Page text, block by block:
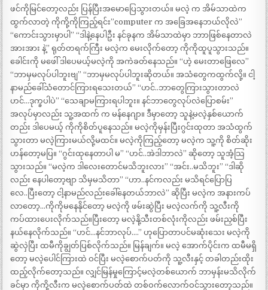
ဖင်ကိုမြင်တော့လည်း ပြန်ပြီးအမောပြေသွားတယ်။ မလဲ့ က အိမ်သာထဲက
ထွက်လာတဲ့ ကိုကို့ကိုကြည့်ရင်း”computer က အခြေအနေဘယ်လိုလဲ”
“ကောင်းသွားမှာပါ” “ဒါနဲ့နေပါဦး နင်ခုနက အိမ်သာထဲမှာ ဘာာဖြစ်နေတာလဲ
အားအား နဲ့” ရုတ်တရက်ကြီး မလဲ့က မေးလိုက်တော့ ကိုကိုထူပူသွားသည်။
ခေါင်းကို မဖေါ် ဒါပေမယ့်မလဲ့ကို အကဲခတ်နေသည်။ “ဟဲ့ မေးတာဖြေလေ”
“ဘာမှမလုပ်ပါဘူးဗျ” “ဘာမှမလုပ်ပါဘူးဆိုတယ်။ အသံတွေကထွက်လို့။ ငါ့
နာမည်ခေါ်သံတောင်ကြားရသေးတယ်” “ဟင်..ဘာတွေကြားသွားတာလဲ
ဟင်…ဒုက္ခပါပဲ” “သေချာမကြားရပါဘူး။ နင်ဘာတွေလုပ်လဲပြောစမ်း”
အလုပ်မှာလည်း သူ့အထက် က မန်နေဂျာ။ ဒီမှာတော့ သူနဲ့မလဲ့နှစ်ယောက်
တည်း ဒါပေမယ့် ကိုကိုစိတ်ပူနေသည်။ မလဲ့ကိုမှန်းပြီးဂွင်းထုတာ အသံထွက်
သွားတာ မလဲ့ကြားမယ်လို့မထင်။ မလဲ့ကိုကြည့်တော့ မလဲ့က သူ့ကို စိတ်ဆိုး
ဟန်တော့မပြ။ “ဂွင်းထုနေတာပါ မ” “ဟင်..အဲဒါဘာလဲ” ဆိုတော့ သူအံ့သြ
သွားသည်။ “မလဲ့က ဒါလေးတောင်မသိဘူးလား” “အင်း..မသိဘူး” “ဒါဆို
လည်း နေပါတော့ဗျာ သိမှမသိတာ” “ဟာ..နင်ကလည်း မသိရင်ပြောပြ
လေ..ပြီးတော့ ငါ့နာမည်လည်းခေါ်နေတယ်ဘာလဲ” ဆိုပြီး မလဲ့က အနားကပ်
လာတော့…ကိုကိုမနေနိုင်တော့ မလဲ့ကို ဖမ်းဆွဲပြီး မလဲ့လက်ကို သူ့လီးကို
ကပ်ထားပေးလိုက်သည်။ပြီးတော့ မလဲ့နို့သီးတစ်လုံးကိုလည်း ဖမ်းညှစ်ပြီး
နယ်နေလိုက်သည်။ “ဟင်…နင်ဘာလုပ်….” ဟုပြောတာပင်မဆုံးသေး မလဲ့ကို
ဆွဲလှဲပြီး ထမီကိုချွတ်ပြစ်လိုက်သည်။ မြန်ချက်။ မလဲ့ အောက်ပိုင်းက ထမီမရှိ
တော့ မလဲ့ပေါင်ကြားထဲ ဝင်ပြီး မလဲ့စောက်ပတ်ကို သူ့လီးနှင့် တခါတည်းထိုး
ထည့်လိုက်တော့သည်။ လျှင်မြန်မှုကြောင့်မလဲ့တစ်ယောက် ဘာမှန်းမသိလိုက်
ခင်မှာ ကိုကို့လီးက မလဲ့စောက်ပတ်ထဲ တစ်ဝက်လောက်ဝင်သွားတော့သည်။